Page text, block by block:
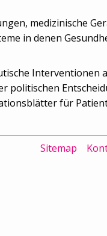
medizinische
in denen
Interventionen
politischen
für
Sitemap